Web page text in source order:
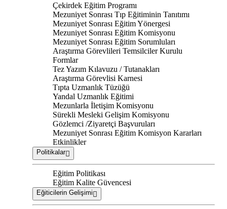
Çekirdek Eğitim Programı
Mezuniyet Sonrası Tıp Eğitiminin Tanıtımı
Mezuniyet Sonrası Eğitim Yönergesi
Mezuniyet Sonrası Eğitim Komisyonu
Mezuniyet Sonrası Eğitim Sorumluları
Araştırma Görevlileri Temsilciler Kurulu
Formlar
Tez Yazım Kılavuzu / Tutanakları
Araştırma Görevlisi Karnesi
Tıpta Uzmanlık Tüzüğü
Yandal Uzmanlık Eğitimi
Mezunlarla İletişim Komisyonu
Sürekli Mesleki Gelişim Komisyonu
Gözlemci /Ziyaretçi Başvuruları
Mezuniyet Sonrası Eğitim Komisyon Kararları
Etkinlikler
Politikalar
Eğitim Politikası
Eğitim Kalite Güvencesi
Eğiticilerin Gelişimi